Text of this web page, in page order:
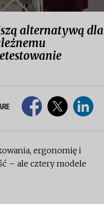
alternatywą dla
ergonomię i
– ale cztery modele